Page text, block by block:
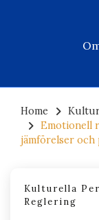
content
Home
Emotionell
jämförelser och
Kulturella
Reglering